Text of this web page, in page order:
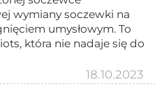
wymiany soczewki na
umysłowym. To
która nie nadaje się do
18.10.2023